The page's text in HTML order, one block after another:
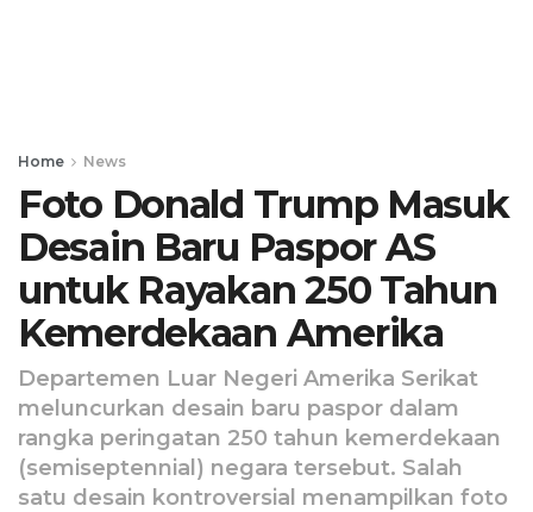
Home News
Foto Donald Trump Masuk
Desain Baru Paspor AS
untuk Rayakan 250 Tahun
Kemerdekaan Amerika
Departemen Luar Negeri Amerika Serikat
meluncurkan desain baru paspor dalam
rangka peringatan 250 tahun kemerdekaan
(semiseptennial) negara tersebut. Salah
satu desain kontroversial menampilkan foto